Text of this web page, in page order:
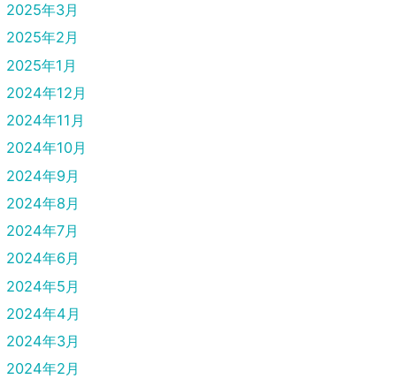
2025年3月
2025年2月
2025年1月
2024年12月
2024年11月
2024年10月
2024年9月
2024年8月
2024年7月
2024年6月
2024年5月
2024年4月
2024年3月
2024年2月